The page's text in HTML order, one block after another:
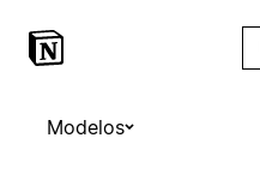
Modelos